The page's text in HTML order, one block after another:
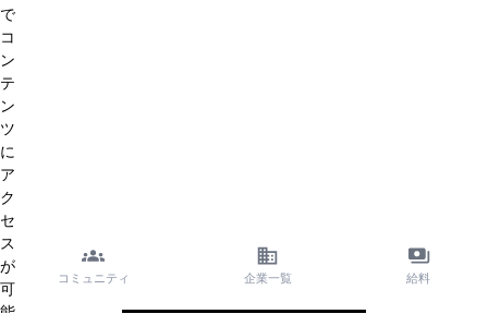
で
コ
ン
テ
ン
ツ
に
ア
ク
セ
ス
が
可
能
コミュニティ 企業一覧 給料